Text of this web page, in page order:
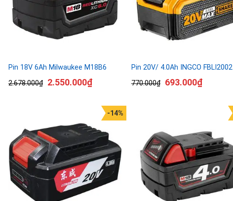
Pin 18V 6Ah Milwaukee M18B6
2.678.000₫ 2.550.000₫
Pin 20V/ 4.0Ah INGCO FBLI2002
770.000₫ 693.000₫
-14%